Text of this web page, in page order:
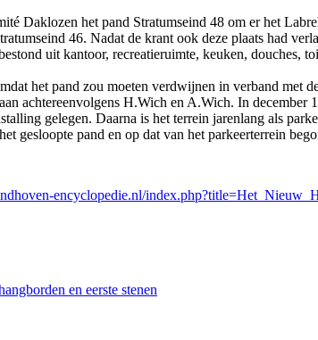
Daklozen het pand Stratumseind 48 om er het
46. Nadat de krant ook deze plaats had
uit kantoor, recreatieruimte, keuken, douches,
het pand zou moeten verdwijnen in verband met
achtereenvolgens H.Wich en A.Wich. In december
gelegen. Daarna is het terrein jarenlang als
gesloopte pand en op dat van het parkeerterrein
encyclopedie.nl/
en eerste stenen